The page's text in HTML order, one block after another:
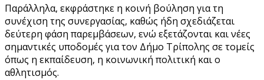
Παράλληλα, εκφράστηκε η κοινή βούληση για τη
συνέχιση της συνεργασίας, καθώς ήδη σχεδιάζεται
δεύτερη φάση παρεμβάσεων, ενώ εξετάζονται και νέες
σημαντικές υποδομές για τον Δήμο Τρίπολης σε τομείς
όπως η εκπαίδευση, η κοινωνική πολιτική και ο
αθλητισμός.